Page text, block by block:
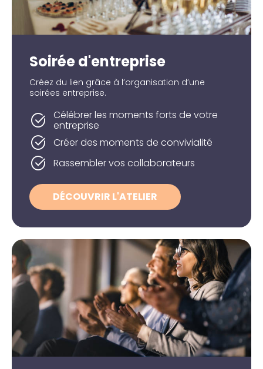
Soirée d'entreprise
Créez du lien grâce à l’organisation d’une
soirées entreprise.
Célébrer les moments forts de votre
entreprise
Créer des moments de convivialité
Rassembler vos collaborateurs
DÉCOUVRIR L'ATELIER